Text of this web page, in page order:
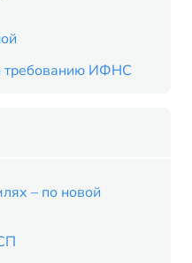
требованию ИФНС
– по новой